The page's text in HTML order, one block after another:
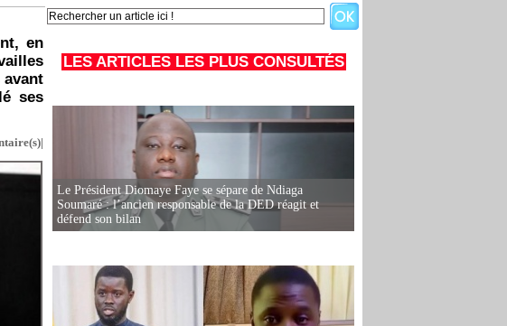
en
avant
ses
LES ARTICLES LES PLUS CONSULTÉS
Le Président Diomaye Faye se sépare de Ndiaga
Soumaré : l’ancien responsable de la DED réagit et
défend son bilan